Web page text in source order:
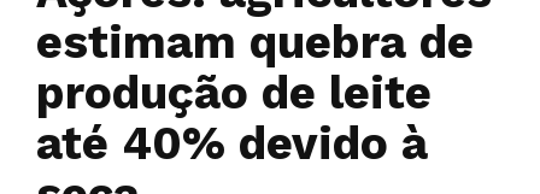
estimam quebra de
produção de leite
até 40% devido à